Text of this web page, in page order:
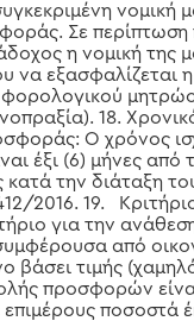
νομική
Σε περίπτωση
η νομική της
να εξασφαλίζεται
φορολογικού
18.
Ο χρόνος
έξι (6) μήνες από
κατά την διάταξη
2016. 19.
για την
από
τιμής
προσφορών
ποσοστά